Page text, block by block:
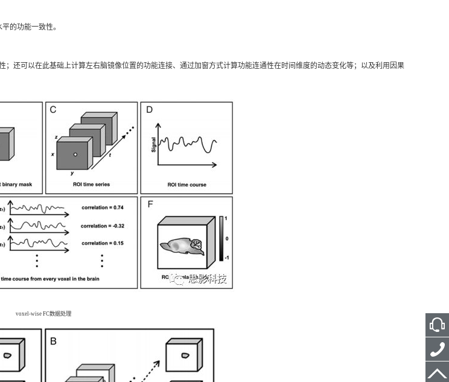
的功能一致性。
；还可以在此基础上计算左右脑镜像位置的功能连接、通过加窗方式计算功能连通性在时间维度的动态变化等；以及利用因果
voxel-wise FC数据处理